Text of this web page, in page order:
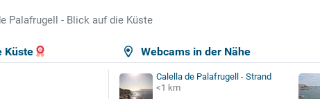
Palafrugell - Blick auf die Küste
Webcams in der Nähe
Küste
Calella de Palafrugell - Strand
<1 km